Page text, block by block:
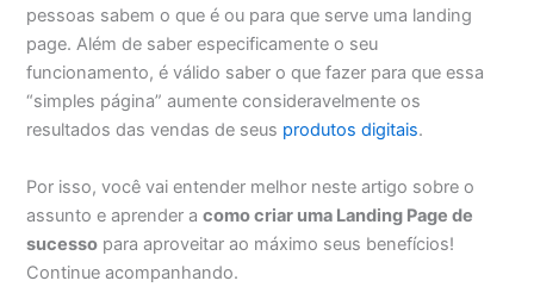
pessoas sabem o que é ou para que serve uma landing
page. Além de saber especificamente o seu
funcionamento, é válido saber o que fazer para que essa
“simples página” aumente consideravelmente os
resultados das vendas de seus produtos digitais.
Por isso, você vai entender melhor neste artigo sobre o
assunto e aprender acomo criar uma Landing Page de
sucesso para aproveitar ao máximo seus benefícios!
Continue acompanhando.